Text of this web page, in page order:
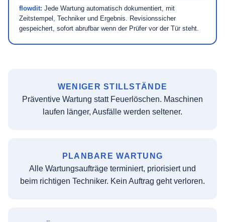
flowdit: Jede Wartung automatisch dokumentiert, mit
Zeitstempel, Techniker und Ergebnis. Revisionssicher
gespeichert, sofort abrufbar wenn der Prüfer vor der Tür steht.
WENIGER STILLSTÄNDE
Präventive Wartung statt Feuerlöschen. Maschinen
laufen länger, Ausfälle werden seltener.
PLANBARE WARTUNG
Alle Wartungsaufträge terminiert, priorisiert und
beim richtigen Techniker. Kein Auftrag geht verloren.